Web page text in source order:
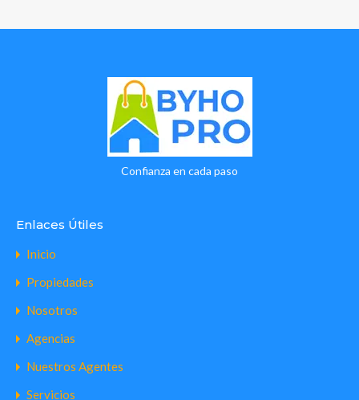
Confianza en cada paso
Enlaces Útiles
Inicio
Propiedades
Nosotros
Agencias
Nuestros Agentes
Servicios